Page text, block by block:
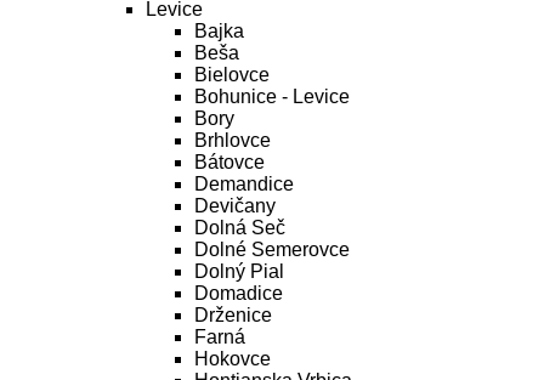
Levice
Bajka
Beša
Bielovce
Bohunice - Levice
Bory
Brhlovce
Bátovce
Demandice
Devičany
Dolná Seč
Dolné Semerovce
Dolný Pial
Domadice
Drženice
Farná
Hokovce